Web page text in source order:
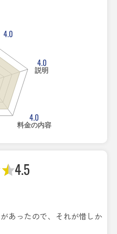
4.0
4.0
説明
4.0
料金の内容
4.5
あったので、それが惜しか